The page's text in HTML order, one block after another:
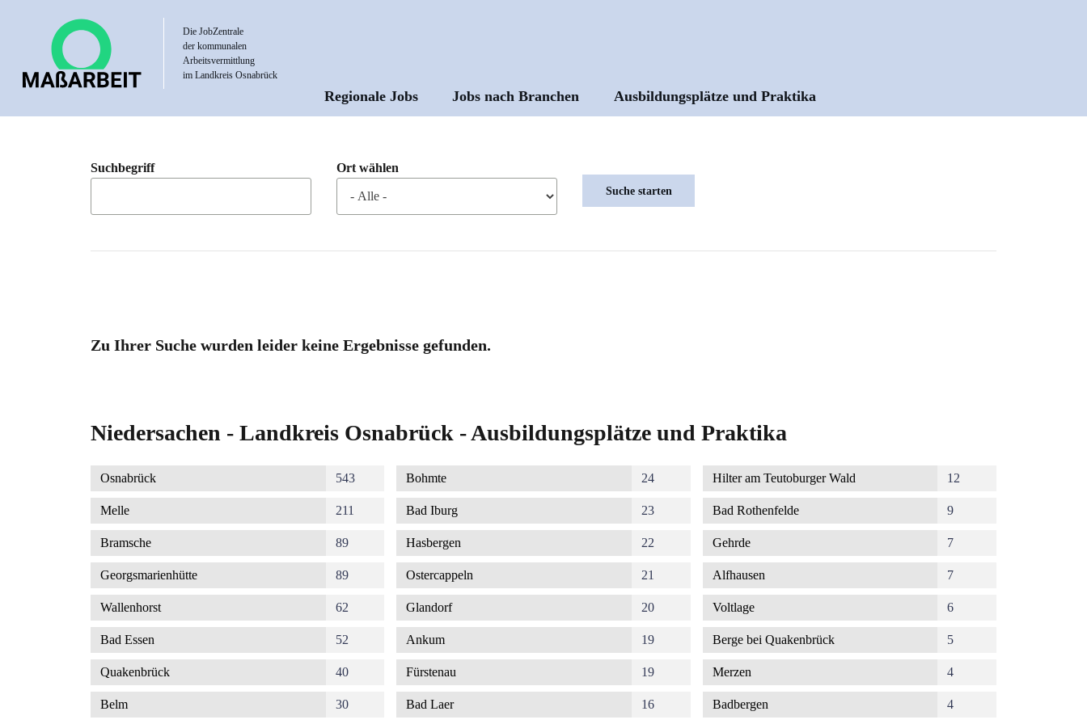
Die JobZentrale
der kommunalen
Arbeitsvermittlung
im Landkreis Osnabrück
Hauptnavigation
Regionale Jobs Jobs nach Branchen Ausbildungsplätze und Praktika
Suchbegriff Ort wählen
Zu Ihrer Suche wurden leider keine Ergebnisse gefunden.
Niedersachen - Landkreis Osnabrück - Ausbildungsplätze und Praktika
Osnabrück 543
Melle 211
Bramsche 89
Georgsmarienhütte 89
Wallenhorst 62
Bad Essen 52
Quakenbrück 40
Belm 30
Bohmte 24
Bad Iburg 23
Hasbergen 22
Ostercappeln 21
Glandorf 20
Ankum 19
Fürstenau 19
Bad Laer 16
Hilter am Teutoburger Wald 12
Bad Rothenfelde 9
Gehrde 7
Alfhausen 7
Voltlage 6
Berge bei Quakenbrück 5
Merzen 4
Badbergen 4